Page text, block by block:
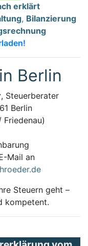
erklärt
, Bilanzierung
Berlin
, Steuerberater
Berlin
Mail an
Steuern geht –
kompetent.